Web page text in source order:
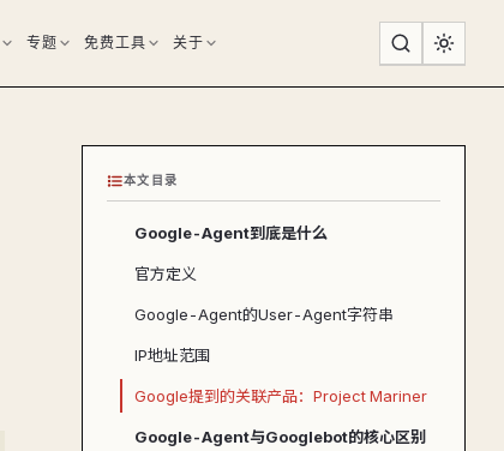
专题 免费工具 关于
本文目录
Google-Agent到底是什么
官方定义
Google-Agent的User-Agent字符串
IP地址范围
Google提到的关联产品：Project Mariner
Google-Agent与Googlebot的核心区别